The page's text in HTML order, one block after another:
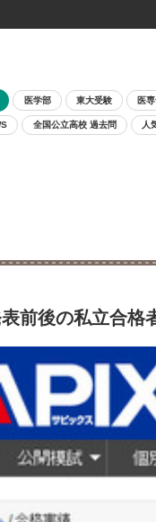
医学部 東大受験 医
全国公立高校 過去問 人
表前後の私立合